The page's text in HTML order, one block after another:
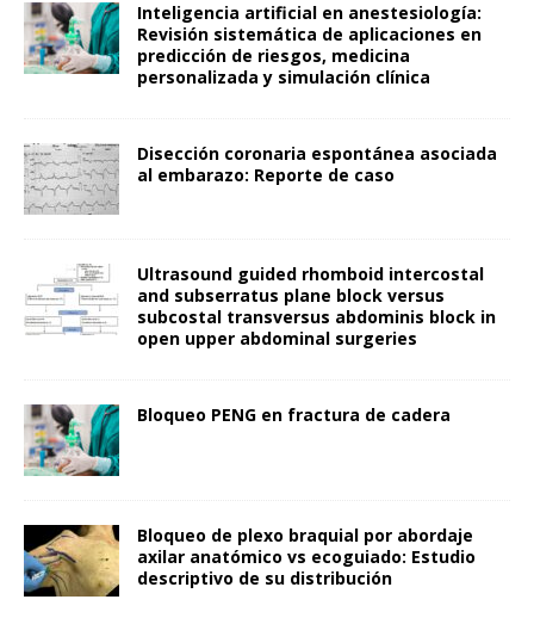
Inteligencia artificial en anestesiología:
Revisión sistemática de aplicaciones en
predicción de riesgos, medicina
personalizada y simulación clínica
Disección coronaria espontánea asociada
al embarazo: Reporte de caso
Ultrasound guided rhomboid intercostal
and subserratus plane block versus
subcostal transversus abdominis block in
open upper abdominal surgeries
Bloqueo PENG en fractura de cadera
Bloqueo de plexo braquial por abordaje
axilar anatómico vs ecoguiado: Estudio
descriptivo de su distribución